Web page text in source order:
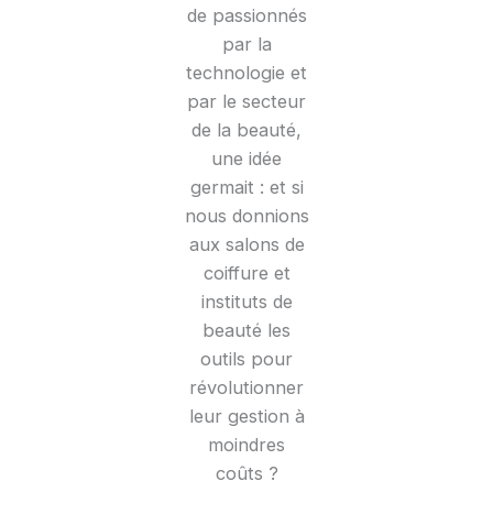
de passionnés
par la
technologie et
par le secteur
de la beauté,
une idée
germait : et si
nous donnions
aux salons de
coiffure et
instituts de
beauté les
outils pour
révolutionner
leur gestion à
moindres
coûts ?